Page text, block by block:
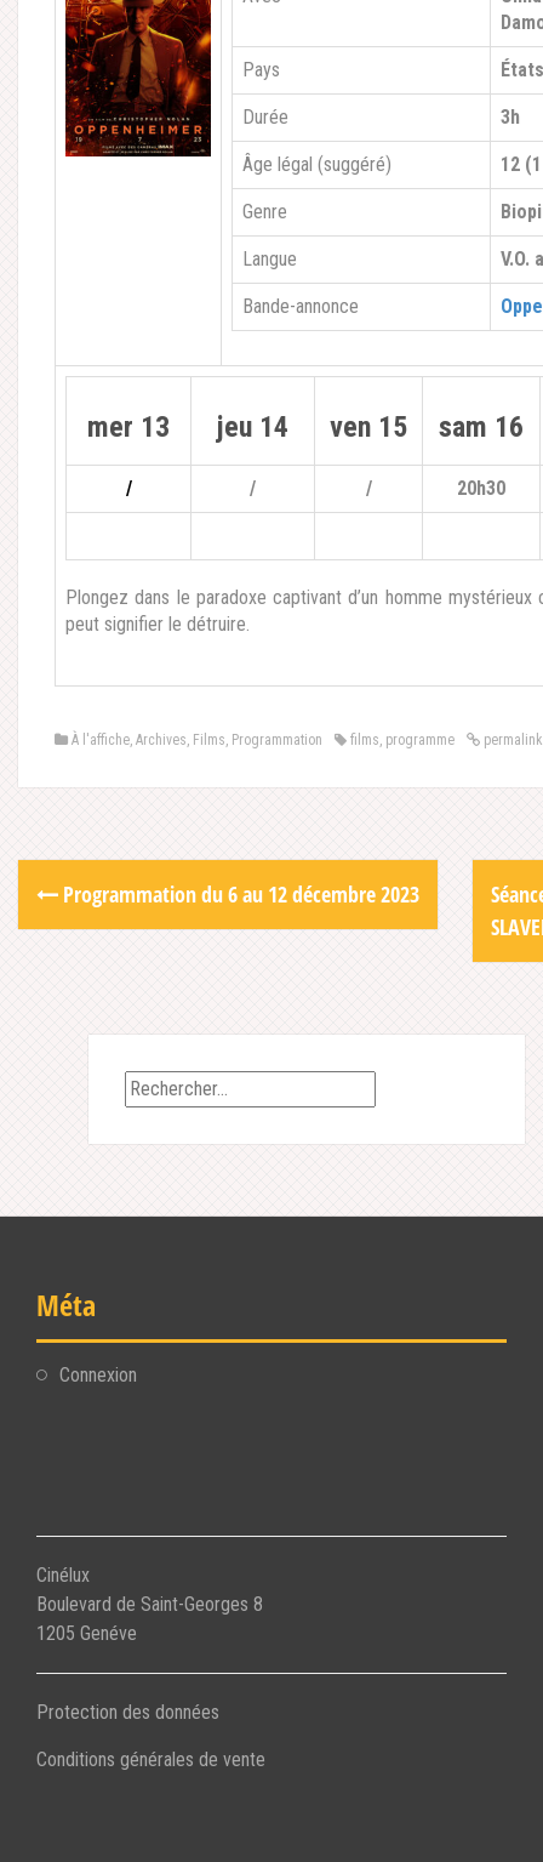
Pays
Durée 3h
Âge légal (suggéré) 12
Genre
Langue V.O.
Bande-annonce
mer 13 jeu 14 ven 15 sam 16
/ / / 20h30
Plongez dans le paradoxe captivant d’un homme
peut signifier le détruire.
À l'affiche, Archives, Films, Programmation films, programme permalink
Post
navigation
Programmation du 6 au 12 décembre 2023
Rechercher :
Méta
Connexion
Cinélux
Boulevard de Saint-Georges 8
1205 Genéve
Protection des données
Conditions générales de vente